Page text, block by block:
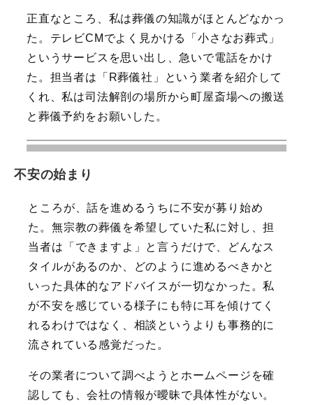
正直なところ、私は葬儀の知識がほとんどなかっ
た。テレビCMでよく見かける「小さなお葬式」
というサービスを思い出し、急いで電話をかけ
た。担当者は「R葬儀社」という業者を紹介して
くれ、私は司法解剖の場所から町屋斎場への搬送
と葬儀予約をお願いした。
不安の始まり
ところが、話を進めるうちに不安が募り始め
た。無宗教の葬儀を希望していた私に対し、担
当者は「できますよ」と言うだけで、どんなス
タイルがあるのか、どのように進めるべきかと
いった具体的なアドバイスが一切なかった。私
が不安を感じている様子にも特に耳を傾けてく
れるわけではなく、相談というよりも事務的に
流されている感覚だった。
その業者について調べようとホームページを確
認しても、会社の情報が曖昧で具体性がない。